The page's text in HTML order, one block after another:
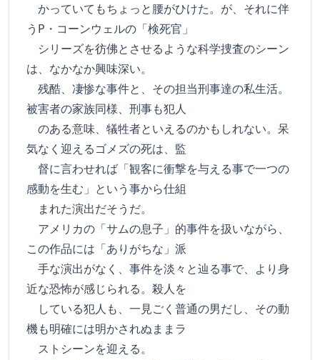
かっていてもちょっと腰がひけた。が、それに伴
うP・コーンウェルの「検死官」
シリーズを彷佛とさせるような科学捜査のシーン
は、なかなか興味深い。
残酷、凄惨な事件と、その担当刑事達の私生活。
被害者の家族同様、刑事も犯人
のある意味、犠牲者といえるのかもしれない。呆
気なく迎えるゴメズの死は、監
督に言わせれば「観客に衝撃を与える事で一つの
感動を生む」という事から仕組
まれた演出だそうだ。
アメリカの「サムの息子」的事件を扱いながら、
この作品には「ありがちな」派
手な演出がなく、事件を淡々と辿る事で、より身
近な恐怖が感じられる。殺人を
している犯人も、一見ごく普通の男だし、その動
機も明確には明かされぬままラ
ストシーンを迎える。